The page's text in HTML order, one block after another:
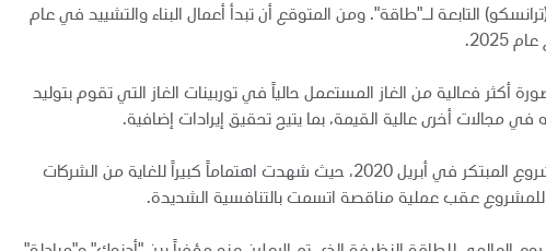
التابعة لـ"طاقة". ومن المتوقع أن تبدأ أعمال البناء والتشييد في عام
أكثر فعالية من الغاز المستعمل حالياً في توربينات الغاز التي تقوم بتوليد
في مجالات أخرى عالية القيمة، بما يتيح تحقيق إيرادات إضافية.
وكان قد تم طرح مناقصة بخصوص هذا المشروع المبتكر في أبريل 2020، حيث شهدت اهتماماً كبيراً للغاية من الشركات
للمشروع عقب عملية مناقصة اتسمت بالتنافسية الشديدة.